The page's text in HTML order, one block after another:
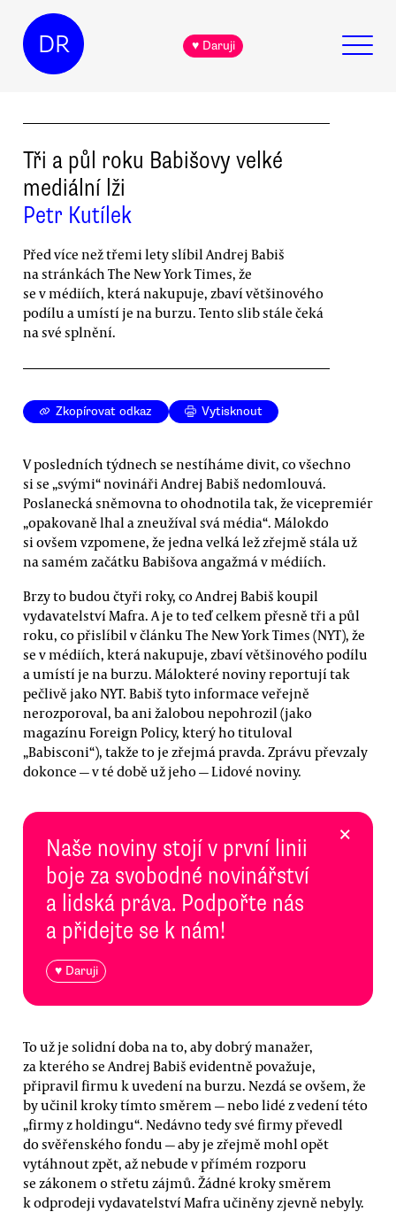
DR ♥ Daruji
Tři a půl roku Babišovy velké
mediální lži
Petr Kutílek
Před více než třemi lety slíbil Andrej Babiš
na stránkách The New York Times, že
se v médiích, která nakupuje, zbaví většinového
podílu a umístí je na burzu. Tento slib stále čeká
na své splnění.
Zkopírovat odkaz Vytisknout
V posledních týdnech se nestíháme divit, co všechno
si se „svými“ novináři Andrej Babiš nedomlouvá.
Poslanecká sněmovna to ohodnotila tak, že vicepremiér
„opakovaně lhal a zneužíval svá média“. Málokdo
si ovšem vzpomene, že jedna velká lež zřejmě stála už
na samém začátku Babišova angažmá v médiích.
Brzy to budou čtyři roky, co Andrej Babiš koupil
vydavatelství Mafra. A je to teď celkem přesně tři a půl
roku, co přislíbil v článku The New York Times (NYT), že
se v médiích, která nakupuje, zbaví většinového podílu
a umístí je na burzu. Málokteré noviny reportují tak
pečlivě jako NYT. Babiš tyto informace veřejně
nerozporoval, ba ani žalobou nepohrozil (jako
magazínu Foreign Policy, který ho tituloval
„Babisconi“), takže to je zřejmá pravda. Zprávu převzaly
dokonce — v té době už jeho — Lidové noviny.
Naše noviny stojí v první linii
boje za svobodné novinářství
a lidská práva. Podpořte nás
a přidejte se k nám!
♥ Daruji
×
To už je solidní doba na to, aby dobrý manažer,
za kterého se Andrej Babiš evidentně považuje,
připravil firmu k uvedení na burzu. Nezdá se ovšem, že
by učinil kroky tímto směrem — nebo lidé z vedení této
„firmy z holdingu“. Nedávno tedy své firmy převedl
do svěřenského fondu — aby je zřejmě mohl opět
vytáhnout zpět, až nebude v přímém rozporu
se zákonem o střetu zájmů. Žádné kroky směrem
k odprodeji vydavatelství Mafra učiněny zjevně nebyly.